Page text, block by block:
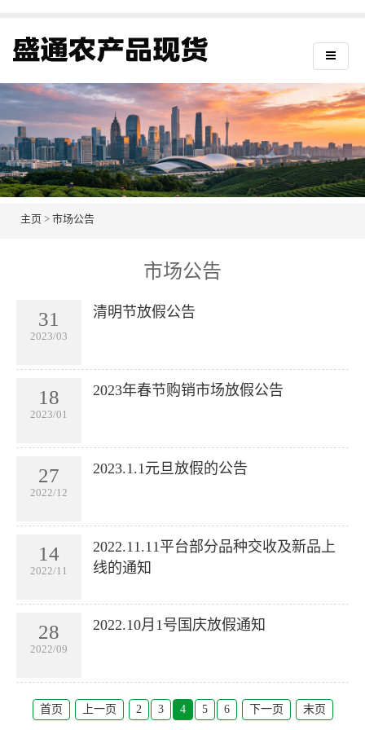
主页 > 市场公告
市场公告
31
2023/03
清明节放假公告
18
2023/01
2023年春节购销市场放假公告
27
2022/12
2023.1.1元旦放假的公告
14
2022/11
2022.11.11平台部分品种交收及新品上
线的通知
28
2022/09
2022.10月1号国庆放假通知
首页 上一页 2 3 4 5 6 下一页 末页